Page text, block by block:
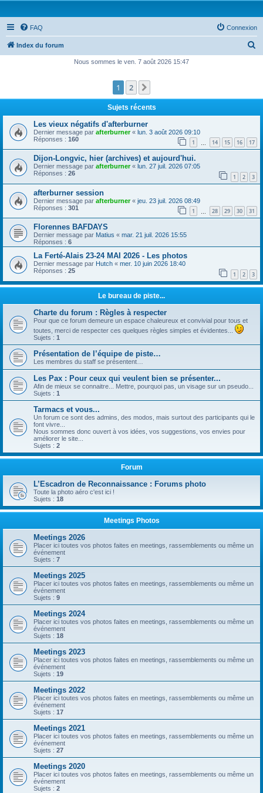
FAQ Connexion
Index du forum
e
r
r
Nous sommes le ven. 7 août 2026 15:47
1 2
Sujets récents
Les vieux négatifs d'afterburner
Dernier message par afterburner« lun. 3 août 2026 09:10
Réponses : 160 1 14 15 16 17
Dijon-Longvic, hier (archives) et aujourd'hui.
Dernier message par afterburner« lun. 27 juil. 2026 07:05
Réponses : 26 1 2 3
afterburner session
Dernier message par afterburner« jeu. 23 juil. 2026 08:49
Réponses : 301 1 28 29 30 31
Florennes BAFDAYS
Dernier message par Matius « mar. 21 juil. 2026 15:55
Réponses : 6
La Ferté-Alais 23-24 MAI 2026 - Les photos
Dernier message par Hutch « mer. 10 juin 2026 18:40
Réponses : 25 1 2 3
Le bureau de piste...
Charte du forum : Règles à respecter
Pour que ce forum demeure un espace chaleureux et convivial pour tous et
toutes, merci de respecter ces quelques règles simples et évidentes...
Sujets : 1
Présentation de l’équipe de piste…
Les membres du staff se présentent…
Les Pax : Pour ceux qui veulent bien se présenter...
Afin de mieux se connaitre... Mettre, pourquoi pas, un visage sur un pseudo...
Sujets : 1
Tarmacs et vous...
Un forum ce sont des admins, des modos, mais surtout des participants qui le
font vivre...
Nous sommes donc ouvert à vos idées, vos suggestions, vos envies pour
améliorer le site...
Sujets : 2
Forum
L’Escadron de Reconnaissance : Forums photo
Toute la photo aéro c'est ici !
Sujets : 18
Meetings Photos
Meetings 2026
Placer ici toutes vos photos faites en meetings, rassemblements ou même un
événement
Sujets : 7
Meetings 2025
Placer ici toutes vos photos faites en meetings, rassemblements ou même un
événement
Sujets : 9
Meetings 2024
Placer ici toutes vos photos faites en meetings, rassemblements ou même un
événement
Sujets : 18
Meetings 2023
Placer ici toutes vos photos faites en meetings, rassemblements ou même un
événement
Sujets : 19
Meetings 2022
Placer ici toutes vos photos faites en meetings, rassemblements ou même un
événement
Sujets : 17
Meetings 2021
Placer ici toutes vos photos faites en meetings, rassemblements ou même un
événement
Sujets : 27
Meetings 2020
Placer ici toutes vos photos faites en meetings, rassemblements ou même un
événement
Sujets : 2